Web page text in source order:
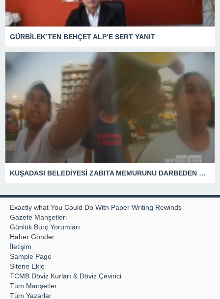
GÜRBİLEK’TEN BEHÇET ALP’E SERT YANIT
KUŞADASI BELEDİYESİ ZABITA MEMURUNU DARBEDEN DİLENCİ 2 KADIN TUTUKLANDI
Exactly what You Could Do With Paper Writing Rewinds
Gazete Manşetleri
Günlük Burç Yorumları
Haber Gönder
İletişim
Sample Page
Sitene Ekle
TCMB Döviz Kurları & Döviz Çevirici
Tüm Manşetler
Tüm Yazarlar